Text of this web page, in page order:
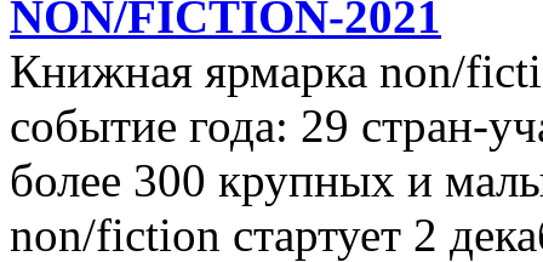
NON/FICTION-2021
Книжная ярмарка non/
событие года: 29 стран-
более 300 крупных и
non/fiction стартует 2